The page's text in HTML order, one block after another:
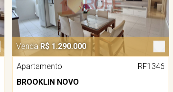
Venda R$ 1.290.000
Apartamento
RF1346
BROOKLIN NOVO